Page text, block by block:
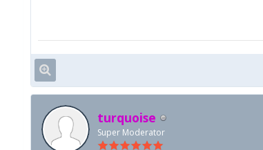
turquoise
Super Moderator